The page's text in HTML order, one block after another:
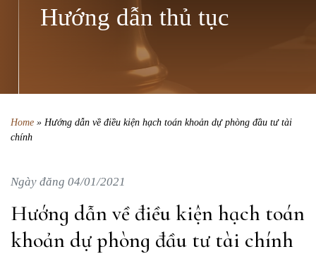
Hướng dẫn thủ tục
Home » Hướng dẫn về điều kiện hạch toán khoản dự phòng đầu tư tài
chính
Ngày đăng 04/01/2021
Hướng dẫn về điều kiện hạch toán
khoản dự phòng đầu tư tài chính